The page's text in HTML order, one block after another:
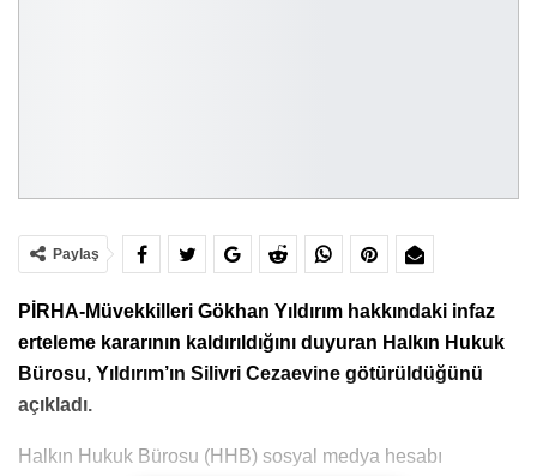
Paylaş
PİRHA-Müvekkilleri Gökhan Yıldırım hakkındaki infaz
erteleme kararının kaldırıldığını duyuran Halkın Hukuk
Bürosu, Yıldırım’ın Silivri Cezaevine götürüldüğünü
açıkladı.
Halkın Hukuk Bürosu (HHB) sosyal medya hesabı